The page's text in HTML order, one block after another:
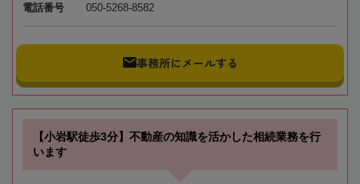
電話番号 050-5268-8582
事務所にメールする
【小岩駅徒歩3分】不動産の知識を活かした相続業務を行
います